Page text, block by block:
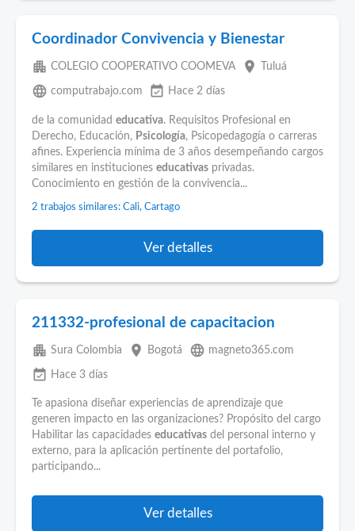
Coordinador Convivencia y Bienestar
apartment COLEGIO COOPERATIVO COOMEVA place Tuluá
language computrabajo.com event_available Hace 2 días
de la comunidad educativa. Requisitos Profesional en
Derecho, Educación, Psicología, Psicopedagogía o carreras
afines. Experiencia mínima de 3 años desempeñando cargos
similares en instituciones educativas privadas.
Conocimiento en gestión de la convivencia...
2 trabajos similares: Cali, Cartago
Ver detalles
211332-profesional de capacitacion
apartment Sura Colombia place Bogotá language magneto365.com
event_available Hace 3 días
Te apasiona diseñar experiencias de aprendizaje que
generen impacto en las organizaciones? Propósito del cargo
Habilitar las capacidades educativas del personal interno y
externo, para la aplicación pertinente del portafolio,
participando...
Ver detalles